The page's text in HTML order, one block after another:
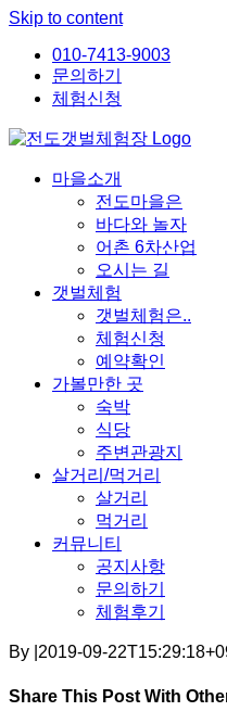
Skip to content
010-7413-9003
문의하기
체험신청
마을소개
전도마을은
바다와 놀자
어촌 6차산업
오시는 길
갯벌체험
갯벌체험은..
체험신청
예약확인
가볼만한 곳
숙박
식당
주변관광지
살거리/먹거리
살거리
먹거리
커뮤니티
공지사항
문의하기
체험후기
By 2019-09-
Share This Post With